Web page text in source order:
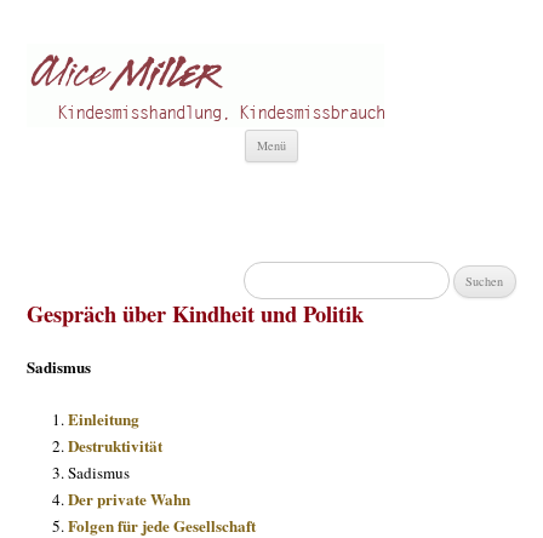
Menü
Suchen
nach:
Gespräch über Kindheit und Politik
Sadismus
Einleitung
Destruktivität
Sadismus
Der private Wahn
Folgen für jede Gesellschaft